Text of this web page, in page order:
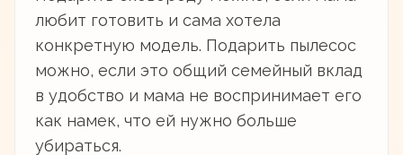
любит готовить и сама хотела
конкретную модель. Подарить пылесос
можно, если это общий семейный вклад
в удобство и мама не воспринимает его
как намек, что ей нужно больше
убираться.